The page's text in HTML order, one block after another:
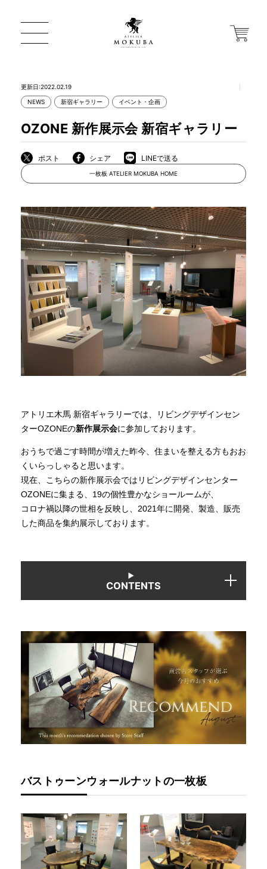
店舗から探す
MOKUBA について
商品情報
直営店
全商品一覧
新入荷情報
納品事例
よくあるご質問
お問い合わせ
更新日:2022.02.19
NEWS 新宿ギャラリー イベント・企画
OZONE 新作展示会 新宿ギャラリー
ポスト シェア LINEで送る
一枚板 ATELIER MOKUBA HOME
アトリエ木馬 新宿ギャラリーでは、リビングデザインセン
ターOZONEの新作展示会に参加しております。
おうちで過ごす時間が増えた昨今、住まいを整える方もおお
くいらっしゃると思います。
現在、こちらの新作展示会ではリビングデザインセンター
OZONEに集まる、19の個性豊かなショールームが、
コロナ禍以降の世相を反映し、2021年に開発、製造、販売
した商品を集約展示しております。
CONTENTS
バストゥーンウォールナットの一枚板